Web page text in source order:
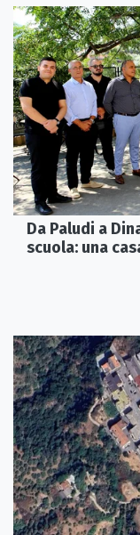
Da Paludi a
scuola: una